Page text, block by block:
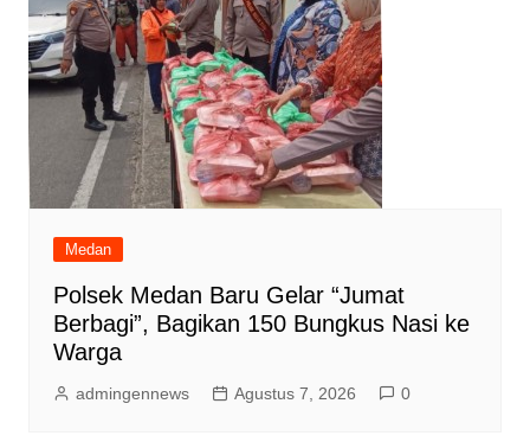
Medan
Polsek Medan Baru Gelar “Jumat
Berbagi”, Bagikan 150 Bungkus Nasi ke
Warga
admingennews Agustus 7, 2026 0